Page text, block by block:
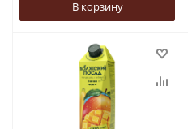
В корзину